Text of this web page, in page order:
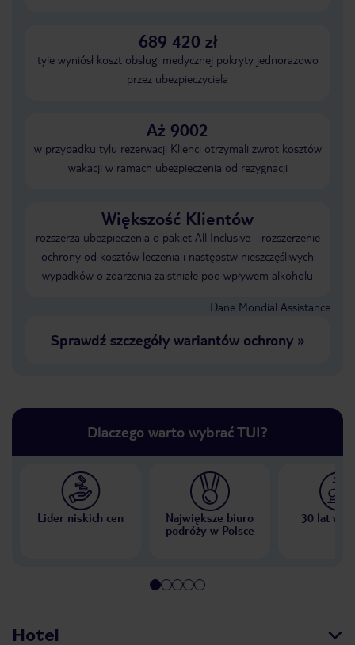
689 420 zł
tyle wyniósł koszt obsługi medycznej pokryty jednorazowo
przez ubezpieczyciela
Aż 9002
w przypadku tylu rezerwacji Klienci otrzymali zwrot kosztów
wakacji w ramach ubezpieczenia od rezygnacji
Większość Klientów
rozszerza ubezpieczenia o pakiet All Inclusive - rozszerzenie
ochrony od kosztów leczenia i następstw nieszczęśliwych
wypadków o zdarzenia zaistniałe pod wpływem alkoholu
Dane Mondial Assistance
Sprawdź szczegóły wariantów ochrony»
Dlaczego warto wybrać TUI?
Lider niskich cen
Największe biuro
podróży w Polsce
30 lat w
Hotel